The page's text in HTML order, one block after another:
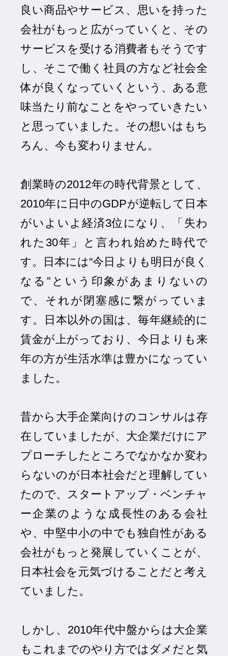
良い商品やサービス、思いを持った
会社がもっと広がっていくと、その
サービスを受ける消費者もそうです
し、そこで働く社員の方など社会全
体が良くなっていくという、ある意
味当たり前なことをやっていきたい
と思っていました。その想いはもち
ろん、今も変わりません。
創業時の2012年の時代背景として、
2010年に日中のGDPが逆転して日本
がいよいよ経済3位になり、「失わ
れた30年」と言われ始めた時代で
す。日本には“今日よりも明日が良く
なる”という印象があまりないの
で、それが閉塞感に繋がっていま
す。日本以外の国は、毎年継続的に
賃金が上がっており、今日よりも来
年の方が生活水準は豊かになってい
ました。
昔から大手企業向けのコンサルは存
在していましたが、大企業だけにア
プローチしたところでなかなか変わ
らないのが日本社会だと理解してい
たので、スタートアップ・ベンチャ
ー企業のような成長性のある会社
や、中堅中小の中でも独自性がある
会社がもっと発展していくことが、
日本社会を元気づけることだと考え
ていました。
しかし、2010年代中盤からは大企業
もこれまでのやり方ではダメだと気